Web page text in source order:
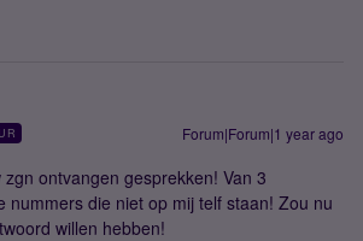
Forum|Forum|1 year ago
ontvangen gesprekken! Van 3
nummers die niet op mij telf staan! Zou nu
willen hebben!